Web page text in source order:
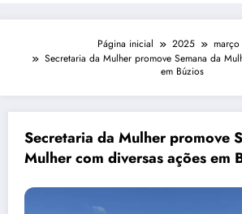
Página inicial 2025 março
Secretaria da Mulher promove Semana da
em Búzios
Secretaria da Mulher promove
Mulher com diversas ações em